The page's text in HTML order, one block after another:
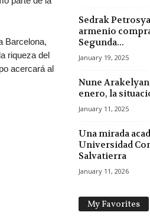
Barcelona,
riqueza del
acercará al
Sedrak
armenio
Segunda...
January 19, 2025
Nune Arakelyan
enero, la
January 11, 2025
Una mirada
Universidad
Salvatierra
January 11, 2026
My Favorites